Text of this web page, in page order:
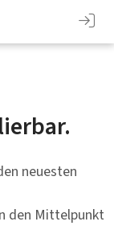
neuesten
den Mittelpunkt